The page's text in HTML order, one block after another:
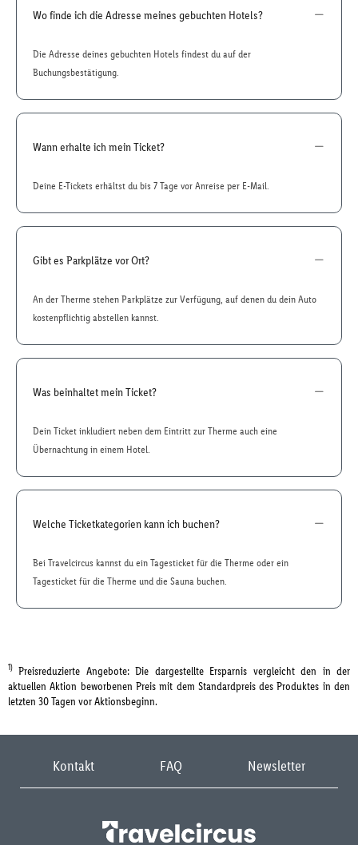
Wo finde ich die Adresse meines gebuchten Hotels?
Die Adresse deines gebuchten Hotels findest du auf der
Buchungsbestätigung.
Wann erhalte ich mein Ticket?
Deine E-Tickets erhältst du bis 7 Tage vor Anreise per E-Mail.
Gibt es Parkplätze vor Ort?
An der Therme stehen Parkplätze zur Verfügung, auf denen du dein Auto
kostenpflichtig abstellen kannst.
Was beinhaltet mein Ticket?
Dein Ticket inkludiert neben dem Eintritt zur Therme auch eine
Übernachtung in einem Hotel.
Welche Ticketkategorien kann ich buchen?
Bei Travelcircus kannst du ein Tagesticket für die Therme oder ein
Tagesticket für die Therme und die Sauna buchen.
1) Preisreduzierte Angebote: Die dargestellte Ersparnis vergleicht den in der
aktuellen Aktion beworbenen Preis mit dem Standardpreis des Produktes in den
letzten 30 Tagen vor Aktionsbeginn.
Kontakt FAQ Newsletter